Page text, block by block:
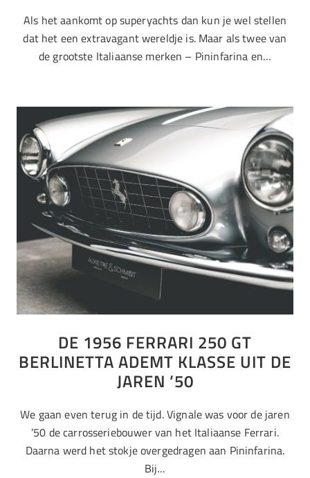
Als het aankomt op superyachts dan kun je wel stellen
dat het een extravagant wereldje is. Maar als twee van
de grootste Italiaanse merken – Pininfarina en…
DE 1956 FERRARI 250 GT
BERLINETTA ADEMT KLASSE UIT DE
JAREN ’50
We gaan even terug in de tijd. Vignale was voor de jaren
’50 de carrosseriebouwer van het Italiaanse Ferrari.
Daarna werd het stokje overgedragen aan Pininfarina.
Bij…